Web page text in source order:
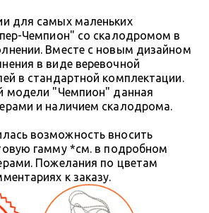
для самых маленьких
Чемпион" со скалодромом в
Вместе с новым дизайном
в виде веревочной
в стандартной комплектации.
модели "Чемпион" данная
и наличием скалодрома.
возможность вносить
гамму *см. в подробном
Пожелания по цветам
к заказу.